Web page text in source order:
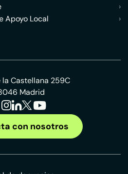
›
Apoyo Local
›
la Castellana 259C
Madrid
con nosotros